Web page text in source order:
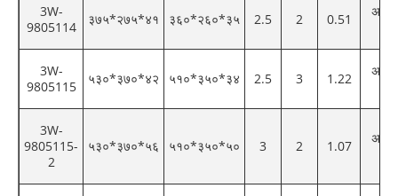
3W-
9805114
३७५*२७५*४१ ३६०*२६०*३५ 2.5 2 0.51
3W-
9805115
५३०*३७०*४२ ५१०*३५०*३४ 2.5 3 1.22
3W-
9805115-
2
५३०*३७०*५६ ५१०*३५०*५० 3 2 1.07